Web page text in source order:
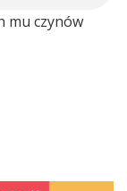
mu czynów